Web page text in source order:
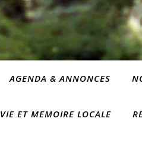
AGENDA & ANNONCES
VIE ET MEMOIRE LOCALE